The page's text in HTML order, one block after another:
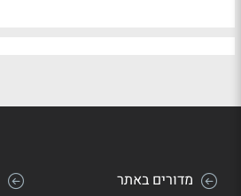
מדורים באתר